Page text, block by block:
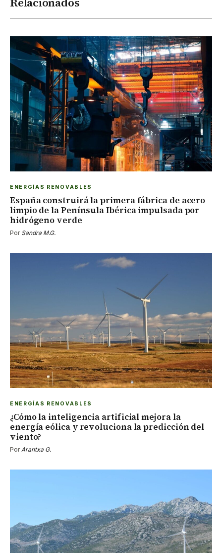
ENERGÍAS RENOVABLES
España construirá la primera fábrica de acero
limpio de la Península Ibérica impulsada por
hidrógeno verde
Por Sandra M.G.
ENERGÍAS RENOVABLES
¿Cómo la inteligencia artificial mejora la
energía eólica y revoluciona la predicción del
viento?
PorArantxa G.